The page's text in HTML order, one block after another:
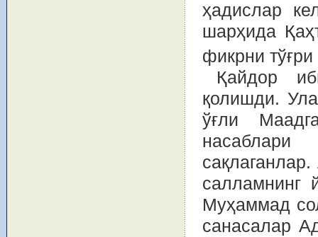
ҳадислар
шарҳида
фикрни тўғри
Қайдор
қолишди.
ўғли
салламнинг
Муҳаммад
санасалар